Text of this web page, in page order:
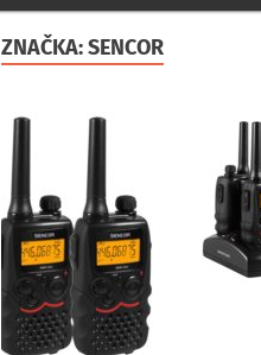
ZNAČKA:SENCOR